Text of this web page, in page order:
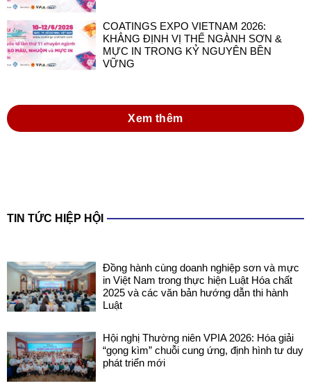
COATINGS EXPO VIETNAM 2026:
KHẲNG ĐỊNH VỊ THẾ NGÀNH SƠN &
MỰC IN TRONG KỶ NGUYÊN BỀN
VỮNG
Xem thêm
TIN TỨC HIỆP HỘI
Đồng hành cùng doanh nghiệp sơn và mực
in Việt Nam trong thực hiện Luật Hóa chất
2025 và các văn bản hướng dẫn thi hành
Luật
Hội nghị Thường niên VPIA 2026: Hóa giải
“gọng kìm” chuỗi cung ứng, định hình tư duy
phát triển mới